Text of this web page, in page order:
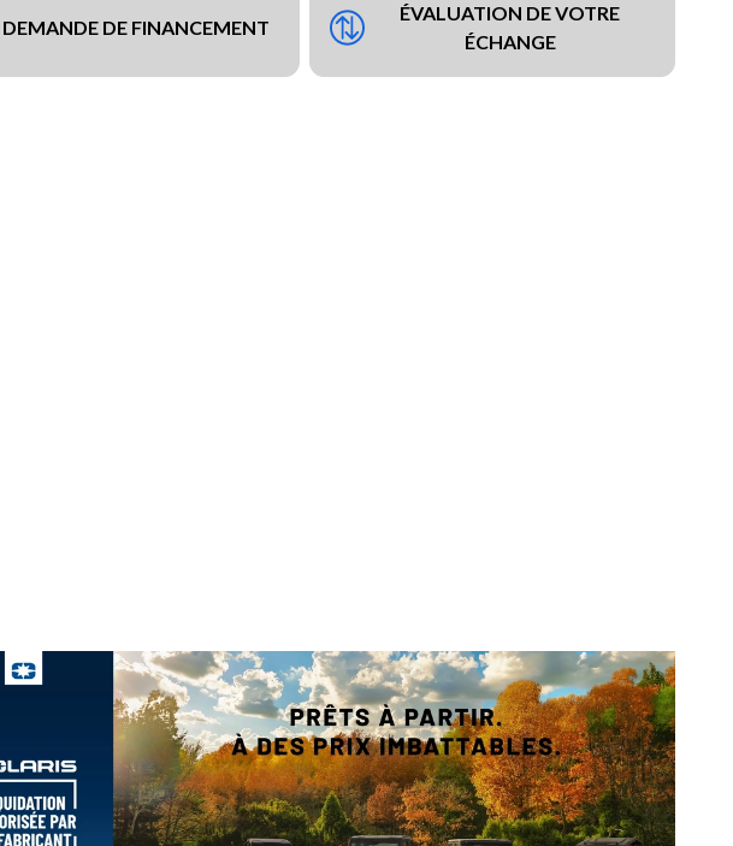
DEMANDE DE FINANCEMENT
ÉVALUATION DE VOTRE
ÉCHANGE